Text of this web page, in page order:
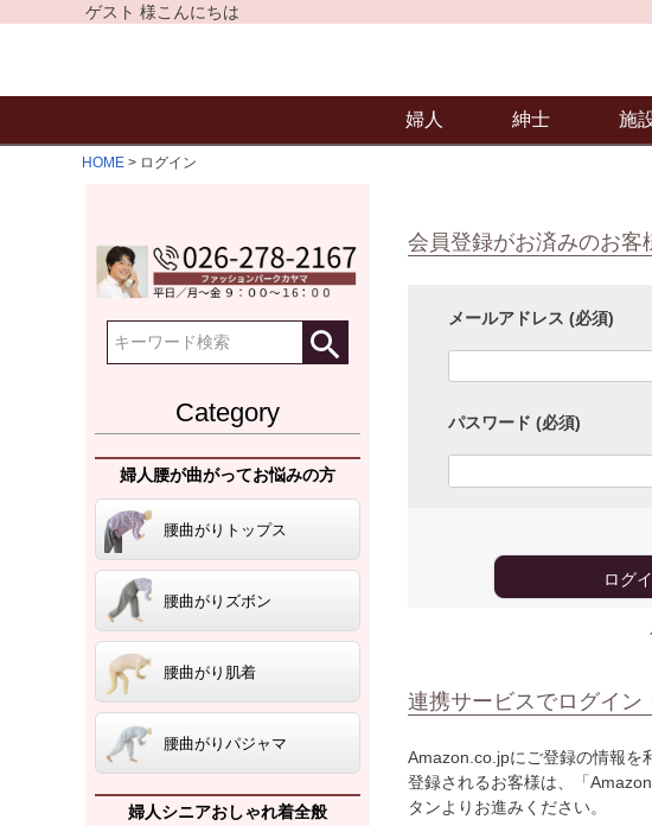
ゲスト 様こんにちは
婦人 紳士 施
HOME ログイン
Category
婦人腰が曲がってお悩みの方
腰曲がりトップス
腰曲がりズボン
腰曲がり肌着
腰曲がりパジャマ
婦人シニアおしゃれ着全般
会員登録がお済みのお客
メールアドレス (必須)
パスワード (必須)
ログ
連携サービスでログイン
Amazon.co.jpにご登録の情報を
登録されるお客様は、「
タンよりお進みください。